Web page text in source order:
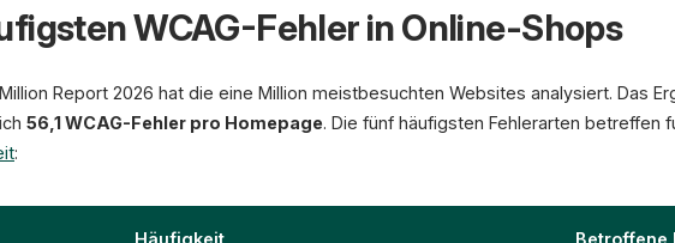
WCAG-Fehler in Online-Shops
Report 2026 hat die eine Million meistbesuchten Websites analysiert. Das
56,1 WCAG-Fehler pro Homepage. Die fünf häufigsten Fehlerarten betreffen
:
Häufigkeit Betroffene